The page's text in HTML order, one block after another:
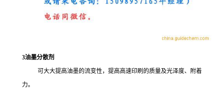
3油墨分散剂
可大大提高油墨的流变性，提高高速印刷的质量及光泽度、附着
力。